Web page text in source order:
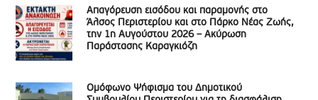
Απαγόρευση εισόδου και παραμονής στο
Άλσος Περιστερίου και στο Πάρκο Νέας Ζωής,
την 1η Αυγούστου 2026 – Ακύρωση
Παράστασης Καραγκιόζη
Ομόφωνο Ψήφισμα του Δημοτικού